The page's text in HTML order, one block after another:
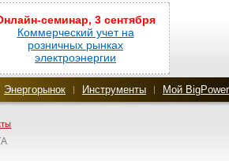
семинар, 3 сентября
Коммерческий учет на
розничных рынках
электроэнергии
Энергорынок Инструменты Мой BigPower